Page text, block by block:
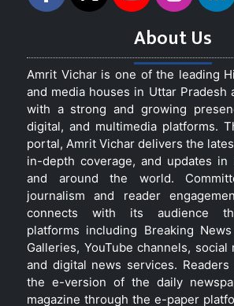
About Us
Amrit Vichar is one of the leading
and media houses in Uttar Pradesh
with a strong and growing
digital, and multimedia platforms.
portal, Amrit Vichar delivers the
in-depth coverage, and updates in
and around the world.
journalism and reader
connects with its audience
platforms including Breaking
Galleries, YouTube channels, social
and digital news services. Readers
the e-version of the daily
magazine through the e-paper